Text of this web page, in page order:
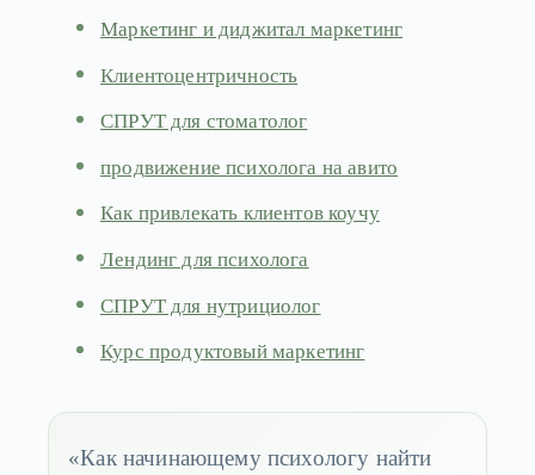
Маркетинг и диджитал маркетинг
Клиентоцентричность
СПРУТ для стоматолог
продвижение психолога на авито
Как привлекать клиентов коучу
Лендинг для психолога
СПРУТ для нутрициолог
Курс продуктовый маркетинг
«Как начинающему психологу найти